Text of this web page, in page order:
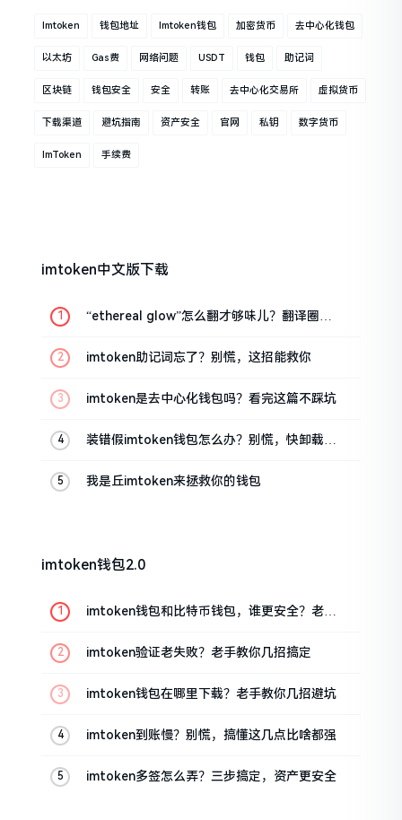
Imtoken 钱包地址 Imtoken钱包 加密货币 去中心化钱包
以太坊 Gas费 网络问题 USDT 钱包 助记词
区块链 钱包安全 安全 转账 去中心化交易所 虚拟货币
下载渠道 避坑指南 资产安全 官网 私钥 数字货币
ImToken 手续费
imtoken中文版下载
“ethereal glow”怎么翻才够味儿？翻译圈老
imtoken助记词忘了？别慌，这招能救你
imtoken是去中心化钱包吗？看完这篇不踩坑
装错假imtoken钱包怎么办？别慌，快卸载，
我是丘imtoken来拯救你的钱包
imtoken钱包2.0
imtoken钱包和比特币钱包，谁更安全？老玩
imtoken验证老失败？老手教你几招搞定
imtoken钱包在哪里下载？老手教你几招避坑
imtoken到账慢？别慌，搞懂这几点比啥都强
imtoken多签怎么弄？三步搞定，资产更安全